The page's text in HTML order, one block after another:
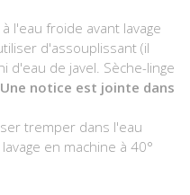
l'eau froide avant lavage
d'assouplissant (il
d'eau de javel. Sèche-linge
Une notice est jointe dans
tremper dans l'eau
en machine à 40°